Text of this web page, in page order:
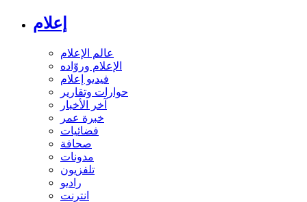
إعلام
عالم الإعلام
الإعلام وروّاده
فيديو إعلام
حوارات وتقارير
آخر الأخبار
خبرة عمر
فضائيات
صحافة
مدونات
تلفزيون
راديو
انترنت